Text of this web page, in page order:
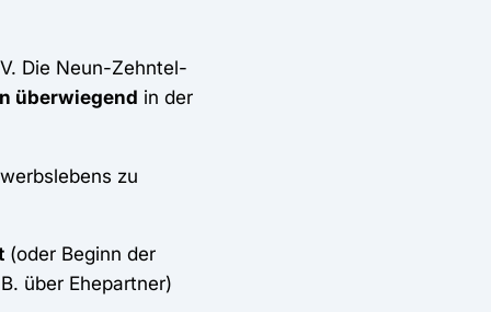
Die Neun-Zehntel-
überwiegend in der
zu
(oder Beginn der
über Ehepartner)